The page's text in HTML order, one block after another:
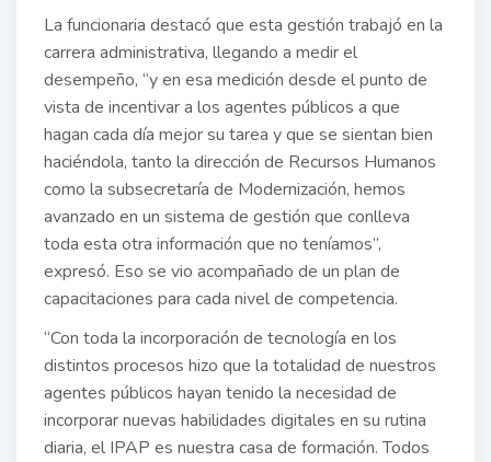
La funcionaria destacó que esta gestión trabajó en la
carrera administrativa, llegando a medir el
desempeño, “y en esa medición desde el punto de
vista de incentivar a los agentes públicos a que
hagan cada día mejor su tarea y que se sientan bien
haciéndola, tanto la dirección de Recursos Humanos
como la subsecretaría de Modernización, hemos
avanzado en un sistema de gestión que conlleva
toda esta otra información que no teníamos”,
expresó. Eso se vio acompañado de un plan de
capacitaciones para cada nivel de competencia.
“Con toda la incorporación de tecnología en los
distintos procesos hizo que la totalidad de nuestros
agentes públicos hayan tenido la necesidad de
incorporar nuevas habilidades digitales en su rutina
diaria, el IPAP es nuestra casa de formación. Todos